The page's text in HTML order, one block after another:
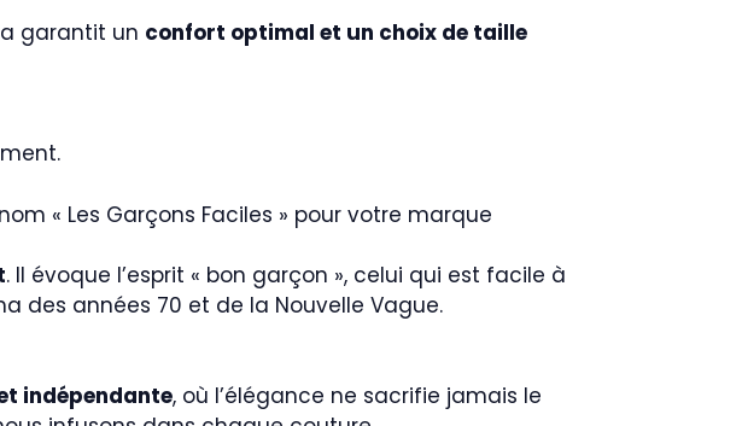
garantit un confort optimal et un choix de taille
« Les Garçons Faciles » pour votre marque
. Il évoque l’esprit « bon garçon », celui qui est facile à
des années 70 et de la Nouvelle Vague.
indépendante, où l’élégance ne sacrifie jamais le